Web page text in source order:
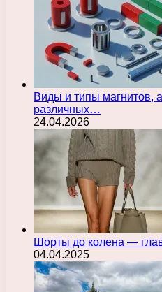
Виды и типы магнитов,
различных…
24.04.2026
Шорты до колена —
04.04.2025